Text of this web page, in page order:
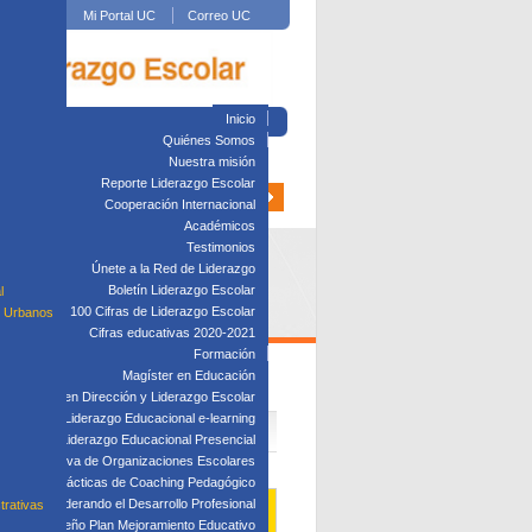
Mi Portal UC Correo UC
Urbanos
Inicio
Quiénes Somos
Nuestra misión
Reporte Liderazgo Escolar
Cooperación Internacional
Académicos
Testimonios
Únete a la Red de Liderazgo
Boletín Liderazgo Escolar
100 Cifras de Liderazgo Escolar
Cifras educativas 2020-2021
Formación
Magíster en Educación
Diplomado en Dirección y Liderazgo Escolar
en Liderazgo Educacional e-learning
en Liderazgo Educacional Presencial
Directiva de Organizaciones Escolares
Taller: Prácticas de Coaching Pedagógico
Taller: Liderando el Desarrollo Profesional
Taller: Diseño Plan Mejoramiento Educativo